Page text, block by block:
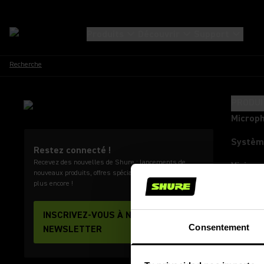
Consentement
Recherche
Restez connecté !
Recevez des nouvelles de Shure : lancements de
nouveaux produits, offres spéciales, événements et
plus encore !
INSCRIVEZ-VOUS À NOTRE
NEWSLETTER
Dsp,